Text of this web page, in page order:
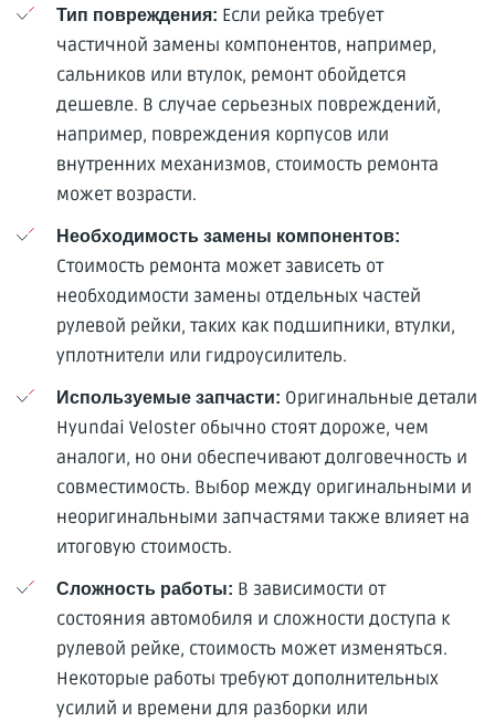
Тип повреждения: Если рейка требует
частичной замены компонентов, например,
сальников или втулок, ремонт обойдется
дешевле. В случае серьезных повреждений,
например, повреждения корпусов или
внутренних механизмов, стоимость ремонта
может возрасти.
Необходимость замены компонентов:
Стоимость ремонта может зависеть от
необходимости замены отдельных частей
рулевой рейки, таких как подшипники, втулки,
уплотнители или гидроусилитель.
Используемые запчасти: Оригинальные детали
Hyundai Veloster обычно стоят дороже, чем
аналоги, но они обеспечивают долговечность и
совместимость. Выбор между оригинальными и
неоригинальными запчастями также влияет на
итоговую стоимость.
Сложность работы: В зависимости от
состояния автомобиля и сложности доступа к
рулевой рейке, стоимость может изменяться.
Некоторые работы требуют дополнительных
усилий и времени для разборки или